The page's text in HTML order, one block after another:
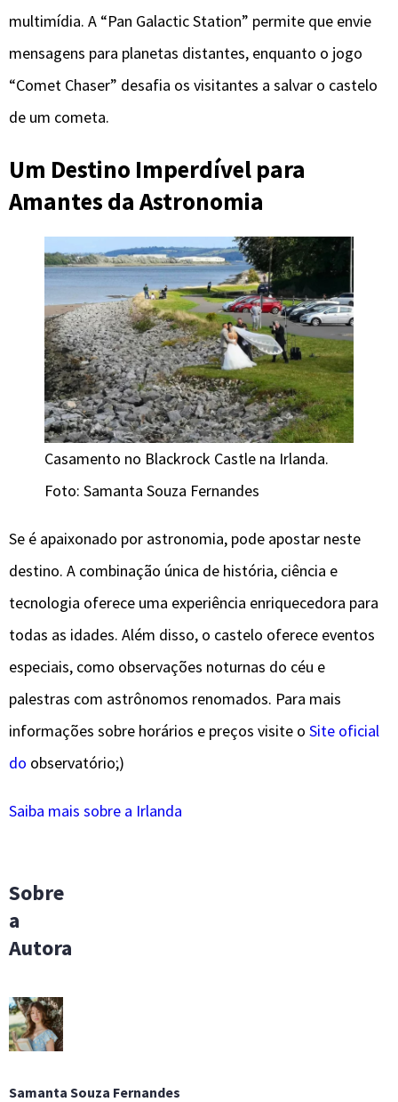
multimídia. A “Pan Galactic Station” permite que envie
mensagens para planetas distantes, enquanto o jogo
“Comet Chaser” desafia os visitantes a salvar o castelo
de um cometa.
Um Destino Imperdível para
Amantes da Astronomia
Casamento no Blackrock Castle na Irlanda.
Foto: Samanta Souza Fernandes
Se é apaixonado por astronomia, pode apostar neste
destino. A combinação única de história, ciência e
tecnologia oferece uma experiência enriquecedora para
todas as idades. Além disso, o castelo oferece eventos
especiais, como observações noturnas do céu e
palestras com astrônomos renomados. Para mais
informações sobre horários e preços visite o Site oficial
do observatório;)
Saiba mais sobre a Irlanda
Sobre
a
Autora
Samanta Souza Fernandes